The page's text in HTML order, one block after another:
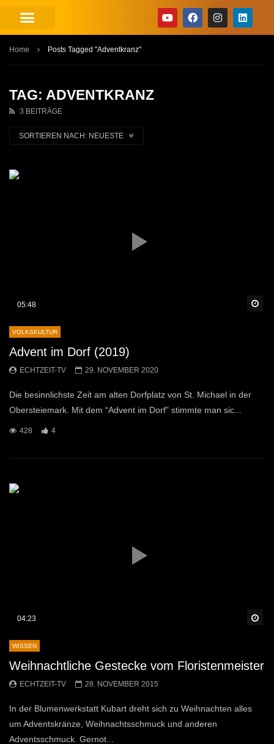
Home Posts Tagged "Adventkranz"
TAG: ADVENTKRANZ
3 BEITRÄGE
SORTIEREN NACH: NEUESTE
05:48
VOLKSKULTUR
Advent im Dorf (2019)
ECHTZEIT-TV 29. NOVEMBER 2020
Die besinnlichste Zeit am alten Dorfplatz von St. Michael in der
Obersteiemark. Mit dem “Advent im Dorf” stimmte man sic...
428 4
04:23
WISSEN
Weihnachtliche Gestecke vom Floristenmeister
ECHTZEIT-TV 28. NOVEMBER 2015
In der Blumenwerkstatt Kubart dreht sich zu Weihnachten alles
um Adventskränze, Weihnachtsschmuck und anderen
Adventsschmuck. Gernot...